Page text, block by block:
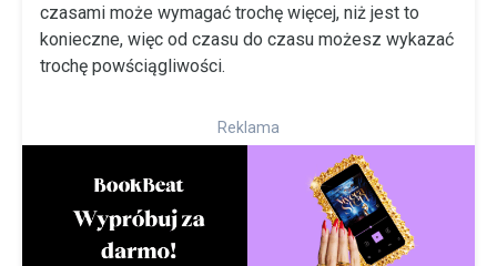
czasami może wymagać trochę więcej, niż jest to
konieczne, więc od czasu do czasu możesz wykazać
trochę powściągliwości.
Reklama